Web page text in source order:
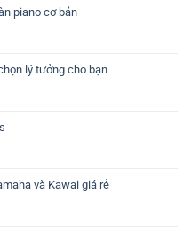
piano cơ bản
lý tưởng cho bạn
và Kawai giá rẻ